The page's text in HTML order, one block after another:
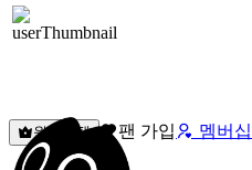
원픽선택 팬 가입 멤버십